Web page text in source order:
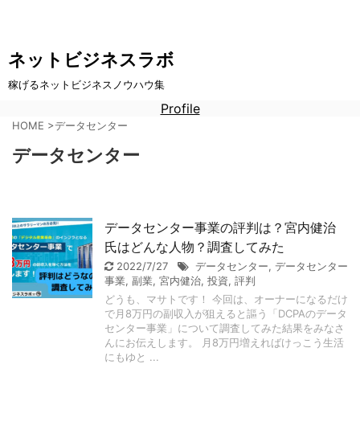
ネットビジネスラボ
稼げるネットビジネスノウハウ集
Profile
HOME >データセンター
データセンター
データセンター事業の評判は？宮内健治
氏はどんな人物？調査してみた
2022/7/27 データセンター, データセンター
事業, 副業, 宮内健治, 投資, 評判
どうも、マサトです！ 今回は、オーナーになるだけ
で月8万円の副収入が狙えると謳う「DCPAのデータ
センター事業」について調査してみた結果をみなさ
んにお伝えします。 月8万円増えればけっこう生活
にもゆと ...